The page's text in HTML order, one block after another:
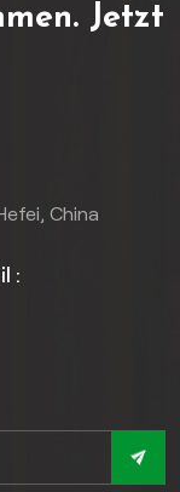
Jetzt
China
: